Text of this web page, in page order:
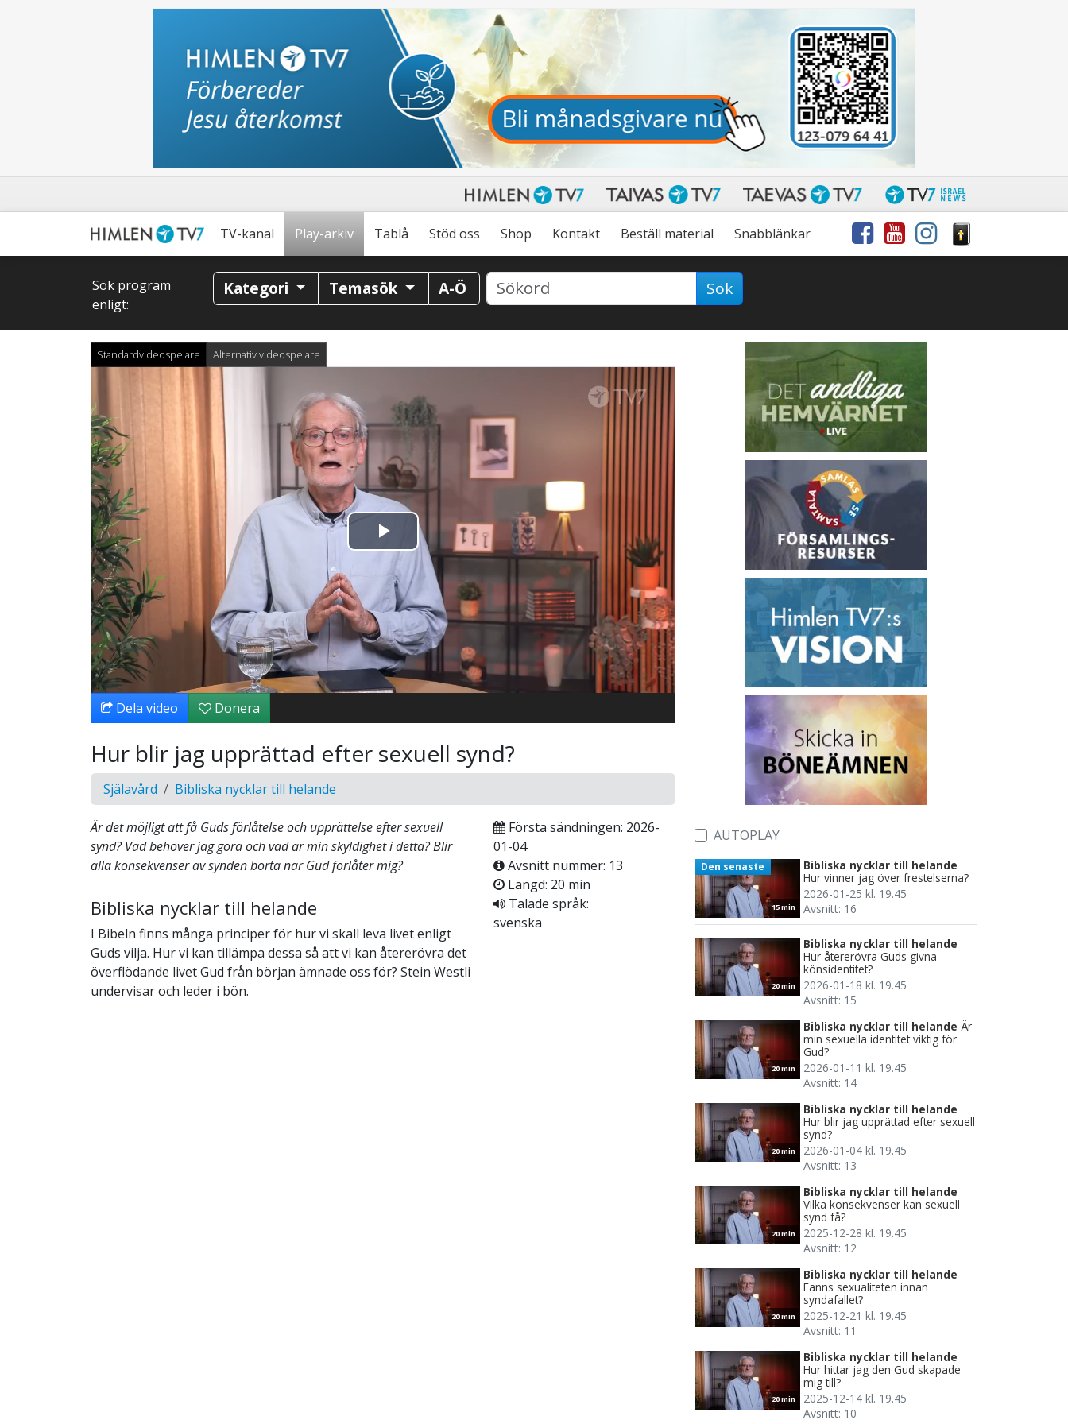
TV-kanal Play-arkiv Tablå Stöd oss Shop Kontakt Beställ material Snabblänkar
Sök program
enligt:
Kategori Temasök A-Ö Sök
Standardvideospelare Alternativ videospelare
Spela
upp
video
Dela video Donera
Hur blir jag upprättad efter sexuell synd?
Själavård Bibliska nycklar till helande
Är det möjligt att få Guds förlåtelse och upprättelse efter sexuell
synd? Vad behöver jag göra och vad är min skyldighet i detta? Blir
alla konsekvenser av synden borta när Gud förlåter mig?
Bibliska nycklar till helande
I Bibeln finns många principer för hur vi skall leva livet enligt
Guds vilja. Hur vi kan tillämpa dessa så att vi kan återerövra det
överflödande livet Gud från början ämnade oss för? Stein Westli
undervisar och leder i bön.
Första sändningen: 2026-
01-04
Avsnitt nummer: 13
Längd: 20 min
Talade språk:
svenska
AUTOPLAY
15 min
Den senaste
Bibliska nycklar till helande
Hur vinner jag över frestelserna?
2026-01-25 kl. 19.45
Avsnitt: 16
20 min
Bibliska nycklar till helande
Hur återerövra Guds givna
könsidentitet?
2026-01-18 kl. 19.45
Avsnitt: 15
20 min
Bibliska nycklar till helande Är
min sexuella identitet viktig för
Gud?
2026-01-11 kl. 19.45
Avsnitt: 14
20 min
Bibliska nycklar till helande
Hur blir jag upprättad efter sexuell
synd?
2026-01-04 kl. 19.45
Avsnitt: 13
20 min
Bibliska nycklar till helande
Vilka konsekvenser kan sexuell
synd få?
2025-12-28 kl. 19.45
Avsnitt: 12
20 min
Bibliska nycklar till helande
Fanns sexualiteten innan
syndafallet?
2025-12-21 kl. 19.45
Avsnitt: 11
20 min
Bibliska nycklar till helande
Hur hittar jag den Gud skapade
mig till?
2025-12-14 kl. 19.45
Avsnitt: 10